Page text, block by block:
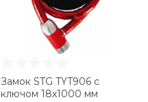
Медболы
Замок STG TYT906 с
ключом 18х1000 мм